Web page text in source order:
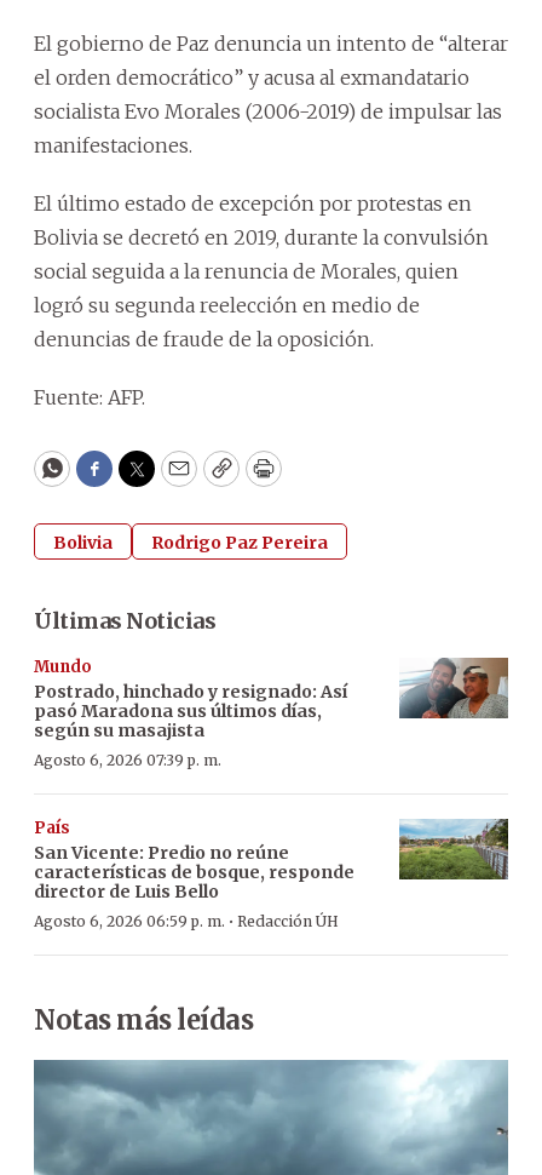
El gobierno de Paz denuncia un intento de “alterar
el orden democrático” y acusa al exmandatario
socialista Evo Morales (2006-2019) de impulsar las
manifestaciones.
El último estado de excepción por protestas en
Bolivia se decretó en 2019, durante la convulsión
social seguida a la renuncia de Morales, quien
logró su segunda reelección en medio de
denuncias de fraude de la oposición.
Fuente: AFP.
WhatsApp
Facebook
Twitter
EmailCopyPrint
Bolivia Rodrigo Paz Pereira
Últimas Noticias
Mundo
Postrado, hinchado y resignado: Así
pasó Maradona sus últimos días,
según su masajista
Agosto 6, 2026 07:39 p. m.
País
San Vicente: Predio no reúne
características de bosque, responde
director de Luis Bello
Agosto 6, 2026 06:59 p. m. · Redacción ÚH
Notas más leídas